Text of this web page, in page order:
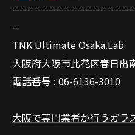
--
TNK Ultimate Osaka.Lab
大阪府大阪市此花区春日出
電話番号 : 06-6136-3010
大阪で専門業者が行うガラ